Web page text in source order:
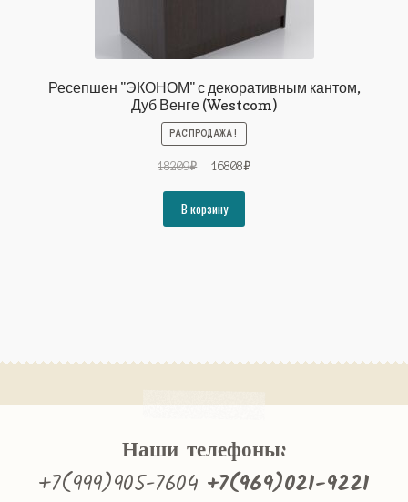
Ресепшен "ЭКОНОМ" с декоративным кантом,
Дуб Венге (Westcom)
РАСПРОДАЖА!
18209₽
Первоначальная
составляла
18209₽.
16808₽Текущая
В корзину
Наши телефоны:
+7(999)905-7604 +7(969)021-9221